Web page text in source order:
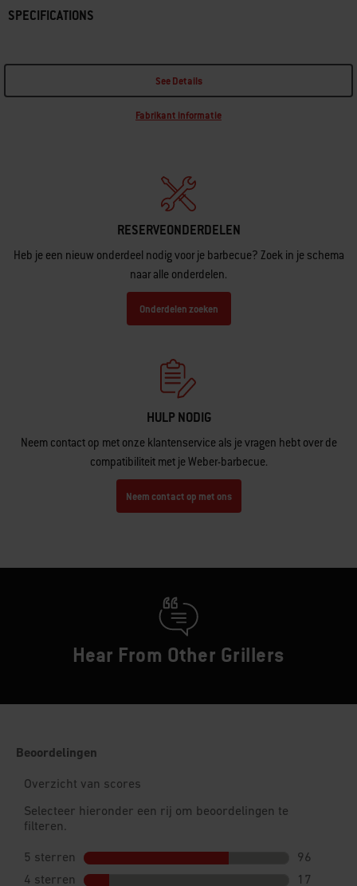
SPECIFICATIONS
See Details
Fabrikant informatie
RESERVEONDERDELEN
Heb je een nieuw onderdeel nodig voor je barbecue? Zoek in je schema
naar alle onderdelen.
Onderdelen zoeken
HULP NODIG
Neem contact op met onze klantenservice als je vragen hebt over de
compatibiliteit met je Weber-barbecue.
Neem contact op met ons
Hear From Other Grillers